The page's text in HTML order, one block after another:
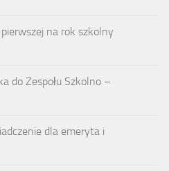
na rok szkolny
do Zespołu Szkolno –
dla emeryta i